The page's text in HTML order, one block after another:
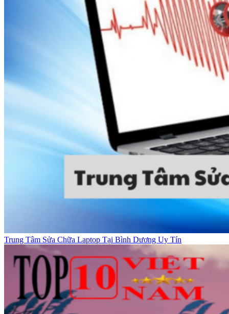
Trung Tâm Sửa Chữa Laptop Tại Bình Dương Uy Tín